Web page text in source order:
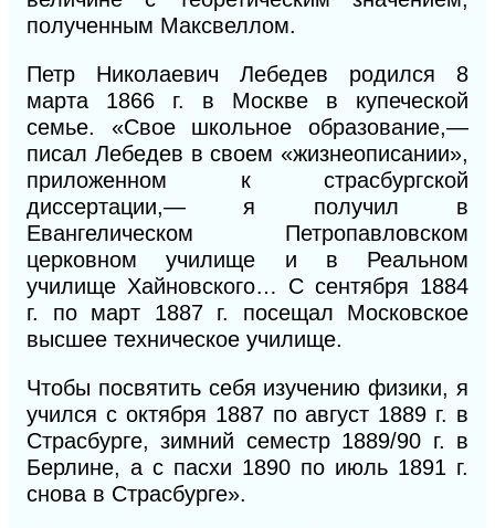
полученным Максвеллом.
Петр Николаевич Лебедев родился 8
марта 1866 г. в Москве в купеческой
семье. «Свое школьное образование,—
писал Лебедев в своем «жизнеописании»,
приложенном к страсбургской
диссертации,— я получил в
Евангелическом Петропавловском
церковном училище и в Реальном
училище Хайновского… С сентября 1884
г. по март 1887 г. посещал Московское
высшее техническое училище.
Чтобы посвятить себя изучению физики, я
учился с октября 1887 по август 1889 г. в
Страсбурге, зимний семестр 1889/90 г. в
Берлине, а с пасхи 1890 по июль 1891 г.
снова в Страсбурге».